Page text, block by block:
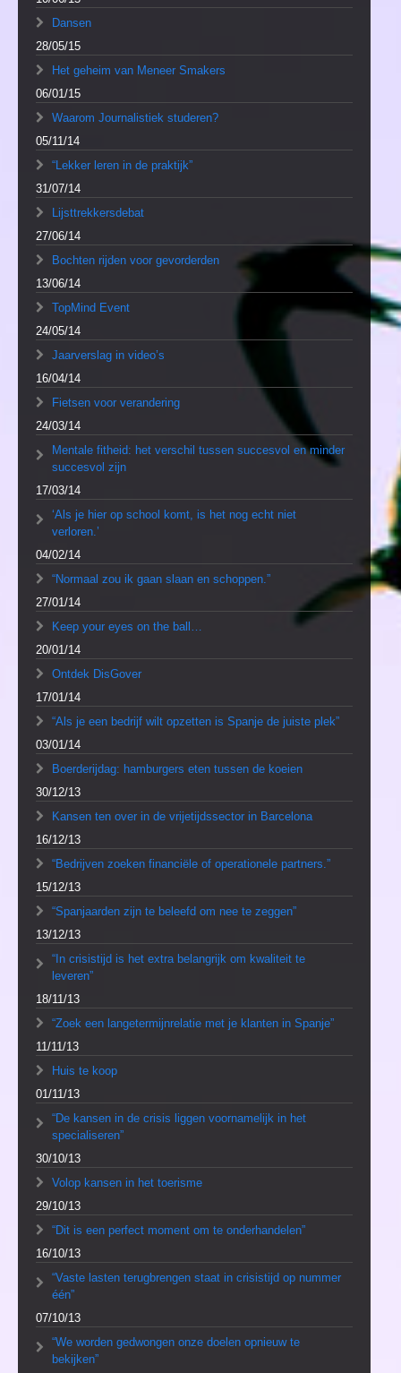
Dansen
28/05/15
Het geheim van Meneer Smakers
06/01/15
Waarom Journalistiek studeren?
05/11/14
“Lekker leren in de praktijk”
31/07/14
Lijsttrekkersdebat
27/06/14
Bochten rijden voor gevorderden
13/06/14
TopMind Event
24/05/14
Jaarverslag in video’s
16/04/14
Fietsen voor verandering
24/03/14
Mentale fitheid: het verschil tussen succesvol en minder
succesvol zijn
17/03/14
‘Als je hier op school komt, is het nog echt niet
verloren.’
04/02/14
“Normaal zou ik gaan slaan en schoppen.”
27/01/14
Keep your eyes on the ball…
20/01/14
Ontdek DisGover
17/01/14
“Als je een bedrijf wilt opzetten is Spanje de juiste plek”
03/01/14
Boerderijdag: hamburgers eten tussen de koeien
30/12/13
Kansen ten over in de vrijetijdssector in Barcelona
16/12/13
“Bedrijven zoeken financiële of operationele partners.”
15/12/13
“Spanjaarden zijn te beleefd om nee te zeggen”
13/12/13
“In crisistijd is het extra belangrijk om kwaliteit te
leveren”
18/11/13
“Zoek een langetermijnrelatie met je klanten in Spanje”
11/11/13
Huis te koop
01/11/13
“De kansen in de crisis liggen voornamelijk in het
specialiseren”
30/10/13
Volop kansen in het toerisme
29/10/13
“Dit is een perfect moment om te onderhandelen”
16/10/13
“Vaste lasten terugbrengen staat in crisistijd op nummer
één”
07/10/13
“We worden gedwongen onze doelen opnieuw te
bekijken”